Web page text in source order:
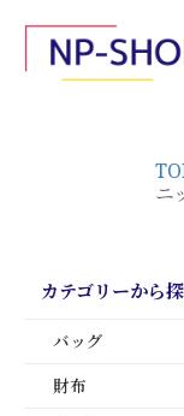
ニ
カテゴリーから
バッグ
財布